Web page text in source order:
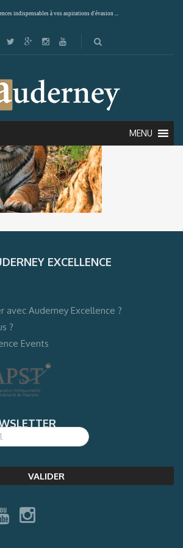
indispensables à vos aspirations d'évasion ...
MENU
EXCELLENCE
avec Auderney Excellence ?
?
Events